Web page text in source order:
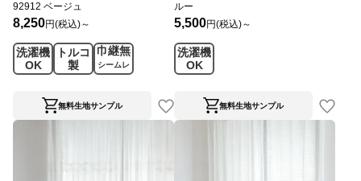
92912 ベージュ
8,250円(税込)～
洗濯機
OK
トルコ
製
巾継無
シームレ
ス
無料生地サンプル
ルー
5,500円(税込)～
洗濯機
OK
無料生地サンプル